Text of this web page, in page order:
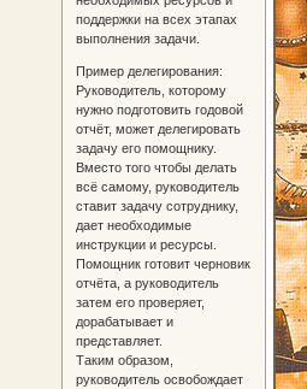
поддержки на всех этапах
выполнения задачи.
Пример делегирования:
Руководитель, которому
нужно подготовить годовой
отчёт, может делегировать
задачу его помощнику.
Вместо того чтобы делать
всё самому, руководитель
ставит задачу сотруднику,
дает необходимые
инструкции и ресурсы.
Помощник готовит черновик
отчёта, а руководитель
затем его проверяет,
дорабатывает и
представляет.
Таким образом,
руководитель освобождает